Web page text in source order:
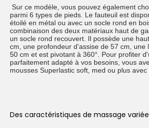
Sur ce modèle, vous pouvez également
parmi 6 types de pieds. Le fauteuil est
étoilé en métal ou avec un socle rond en
combinaison des deux matériaux haut de
un socle rond recouvert. Il possède une
cm, une profondeur d'assise de 57 cm, une
50 cm et est pivotant à 360°. Pour profiter
parfaitement adapté à vos besoins, vous
mousses Superlastic soft, med ou plus avec
Des caractéristiques de massage